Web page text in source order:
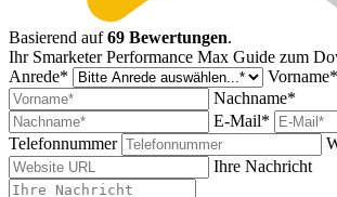
Basierend auf69 Bewertungen.
Ihr Smarketer Performance Max Guide zum
Anrede*
Vorname*
Nachname*
E-Mail*
Telefonnummer
Ihre Nachricht